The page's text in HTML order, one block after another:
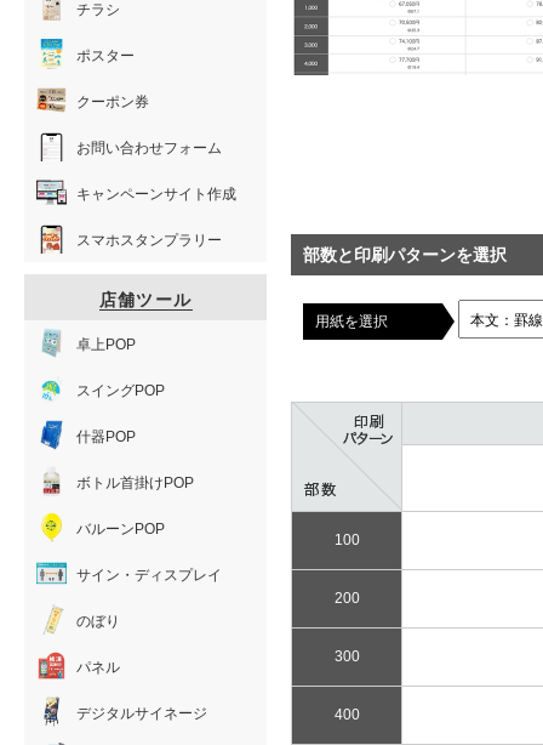
部数と印刷パターンを選択
用紙を選択
100
200
300
400
チラシ
ポスター
クーポン券
お問い合わせフォーム
キャンペーンサイト作成
スマホスタンプラリー
店舗ツール
卓上POP
スイングPOP
什器POP
ボトル首掛けPOP
バルーンPOP
サイン・ディスプレイ
のぼり
パネル
デジタルサイネージ